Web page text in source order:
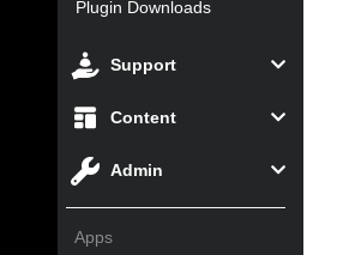
Plugin Downloads
Support
Content
Admin
Apps